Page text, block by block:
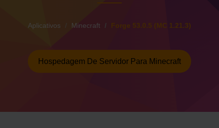
Aplicativos Minecraft Forge 53.0.5 (MC 1.21.3)
Hospedagem De Servidor Para Minecraft